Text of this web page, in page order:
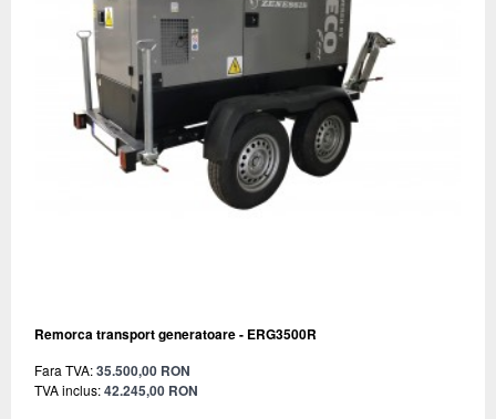
Remorca transport generatoare - ERG3500R
Fara TVA:35.500,00 RON
TVA inclus:42.245,00 RON